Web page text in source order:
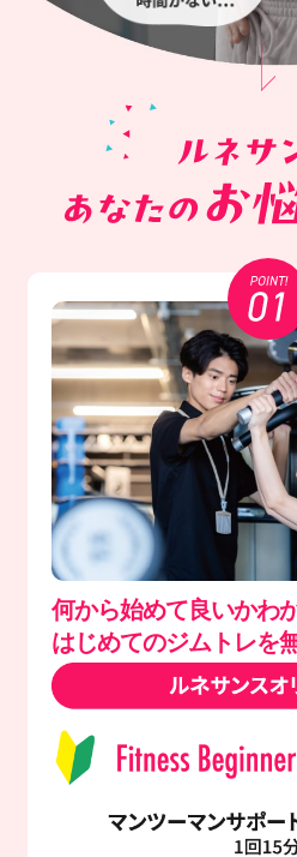
何から始めて良いかわ
はじめてのジムトレを